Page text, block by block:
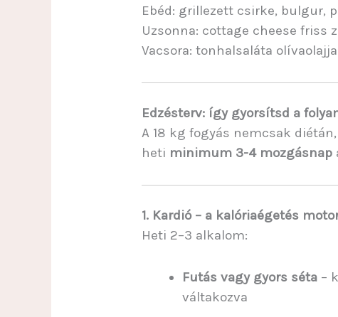
Ebéd: grillezett csirke, bulgur,
Uzsonna: cottage cheese friss
Vacsora: tonhalsaláta
Edzésterv: így gyorsítsd a
A 18 kg fogyás nemcsak
heti minimum 3-4 mozgásnap
1. Kardió – a kalóriaégetés
Heti 2–3 alkalom:
Futás vagy gyors séta–
váltakozva